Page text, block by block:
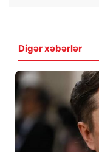
Digər xəbərlər